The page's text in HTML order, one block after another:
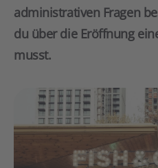
administrativen Fragen
du über die Eröffnung
musst.